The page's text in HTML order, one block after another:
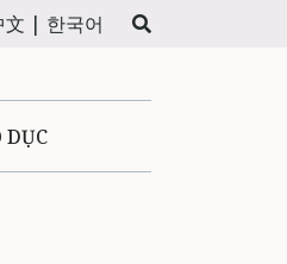
文 | 한국어
DỤC